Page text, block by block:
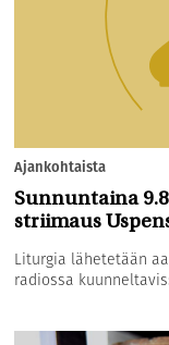
Ajankohtaista
Sunnuntaina
striimaus
Liturgia lähetetään
radiossa